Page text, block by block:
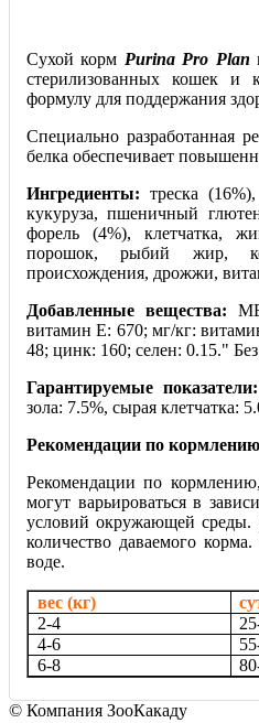
Сухой корм Purina Pro Plan
стерилизованных кошек и
формулу для поддержания
Специально разработанная
белка обеспечивает
Ингредиенты: треска
кукуруза, пшеничный
форель (4%), клетчатка,
порошок, рыбий жир,
происхождения, дрожжи,
Добавленные вещества:
витамин E: 670; мг/кг:
48; цинк: 160; селен: 0.15."
Гарантируемые показатели:
зола: 7.5%, сырая клетчатка:
Рекомендации по
Рекомендации по
могут варьироваться в
условий окружающей среды.
количество даваемого
воде.
вес (кг)
2-4
4-6
6-8
© Компания ЗооКакаду